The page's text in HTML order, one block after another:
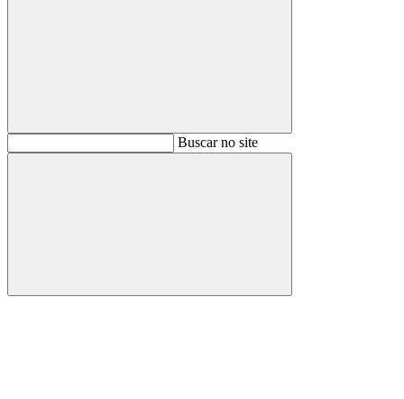
BuscarBuscar no site
Buscar